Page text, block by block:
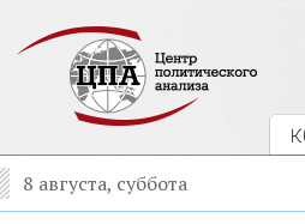
8 августа, суббота